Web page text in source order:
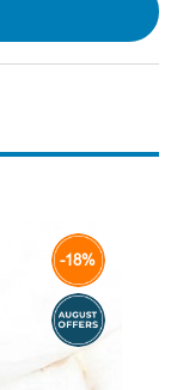
-18%